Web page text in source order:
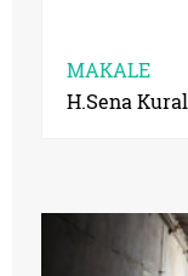
MAKALE
H.Sena Kural